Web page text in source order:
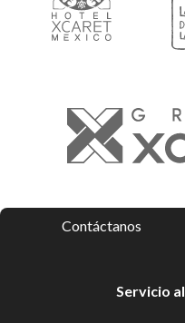
Contáctanos
Servicio